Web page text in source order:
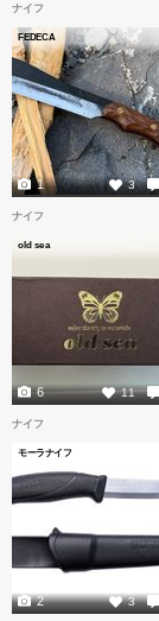
ナイフ
FEDECA
3
1
ナイフ
old sea
11
6
ナイフ
モーラナイフ
3
2